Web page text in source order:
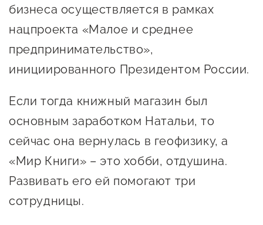
бизнеса осуществляется в рамках
нацпроекта «Малое и среднее
предпринимательство»,
инициированного Президентом России.
Если тогда книжный магазин был
основным заработком Натальи, то
сейчас она вернулась в геофизику, а
«Мир Книги» – это хобби, отдушина.
Развивать его ей помогают три
сотрудницы.